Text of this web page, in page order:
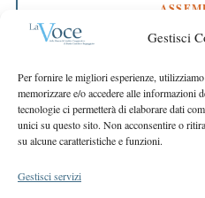
Gestisci
Per fornire le migliori esperienze,
memorizzare e/o accedere alle informazioni
tecnologie ci permetterà di elaborare dati
unici su questo sito. Non acconsentire o
su alcune caratteristiche e funzioni.
Gestisci servizi
Bilancio approvato
destinati
EDITORIALE
Crescere
EDITORIALE
Costruire